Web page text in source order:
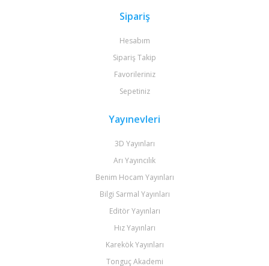
Sipariş
Hesabım
Sipariş Takip
Favorileriniz
Sepetiniz
Yayınevleri
3D Yayınları
Arı Yayıncılık
Benim Hocam Yayınları
Bilgi Sarmal Yayınları
Editör Yayınları
Hız Yayınları
Karekök Yayınları
Tonguç Akademi